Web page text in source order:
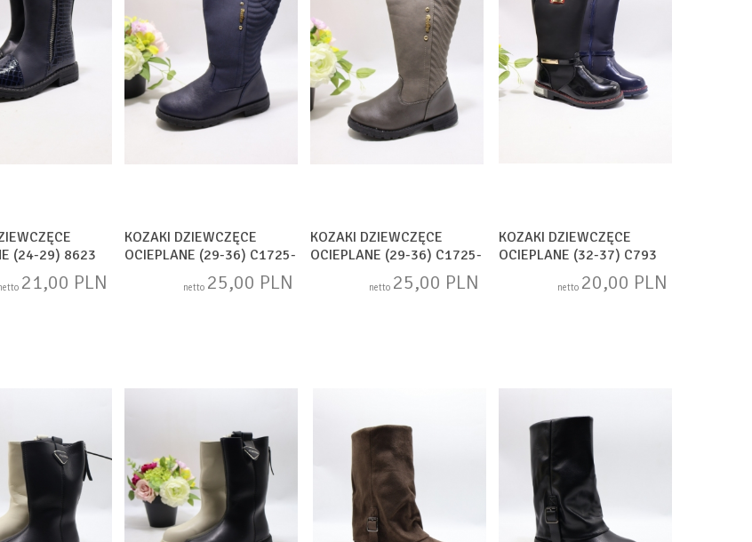
(24-29) 8623
21,00 PLN
KOZAKI DZIEWCZĘCE
OCIEPLANE (29-36) C1725-
netto 25,00 PLN
KOZAKI DZIEWCZĘCE
OCIEPLANE (29-36) C1725-
netto 25,00 PLN
KOZAKI DZIEWCZĘCE
OCIEPLANE (32-37) C793
netto 20,00 PLN